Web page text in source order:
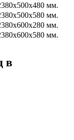
мм.
мм.
мм.
мм.
в